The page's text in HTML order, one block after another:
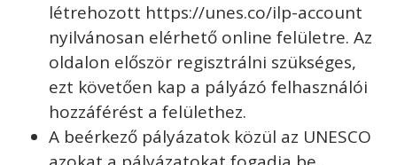
létrehozott https://unes.co/ilp-account
nyilvánosan elérhető online felületre. Az
oldalon először regisztrálni szükséges,
ezt követően kap a pályázó felhasználói
hozzáférést a felülethez.
A beérkező pályázatok közül az UNESCO